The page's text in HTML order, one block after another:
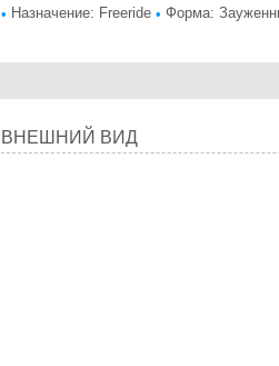
• Назначение: Freeride • Форма:
ВНЕШНИЙ ВИД